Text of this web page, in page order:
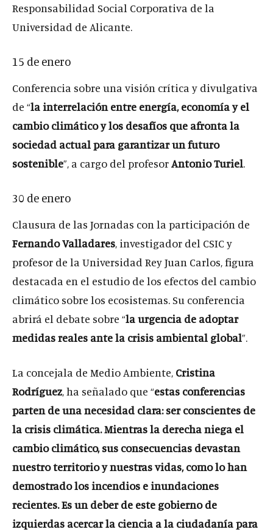
Responsabilidad Social Corporativa de la
Universidad de Alicante.
15 de enero
Conferencia sobre una visión crítica y divulgativa
de “la interrelación entre energía, economía y el
cambio climático y los desafíos que afronta la
sociedad actual para garantizar un futuro
sostenible”, a cargo del profesorAntonio Turiel.
30 de enero
Clausura de las Jornadas con la participación de
Fernando Valladares, investigador del CSIC y
profesor de la Universidad Rey Juan Carlos, figura
destacada en el estudio de los efectos del cambio
climático sobre los ecosistemas. Su conferencia
abrirá el debate sobre “la urgencia de adoptar
medidas reales ante la crisis ambiental global”.
La concejala de Medio Ambiente, Cristina
Rodríguez, ha señalado que “estas conferencias
parten de una necesidad clara: ser conscientes de
la crisis climática. Mientras la derecha niega el
cambio climático, sus consecuencias devastan
nuestro territorio y nuestras vidas, como lo han
demostrado los incendios e inundaciones
recientes. Es un deber de este gobierno de
izquierdas acercar la ciencia a la ciudadanía para